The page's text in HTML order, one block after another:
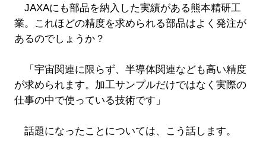
JAXAにも部品を納入した実績がある熊本精研工
業。これほどの精度を求められる部品はよく発注が
あるのでしょうか？
「宇宙関連に限らず、半導体関連なども高い精度
が求められます。加工サンプルだけではなく実際の
仕事の中で使っている技術です」
話題になったことについては、こう話します。